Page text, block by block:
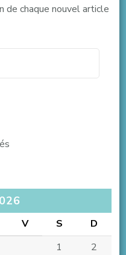
de chaque nouvel article
V S
D
1
2